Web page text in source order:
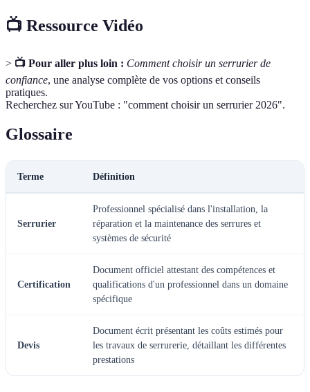
📺 Ressource Vidéo
> 📺 Pour aller plus loin : Comment choisir un serrurier de
confiance, une analyse complète de vos options et conseils
pratiques.
Recherchez sur YouTube : "comment choisir un serrurier 2026".
Glossaire
Terme Définition
Serrurier
Professionnel spécialisé dans l'installation, la
réparation et la maintenance des serrures et
systèmes de sécurité
Certification
Document officiel attestant des compétences et
qualifications d'un professionnel dans un domaine
spécifique
Devis
Document écrit présentant les coûts estimés pour
les travaux de serrurerie, détaillant les différentes
prestations